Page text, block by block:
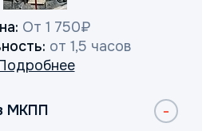
От 1 750₽
от 1,5 часов
МКПП